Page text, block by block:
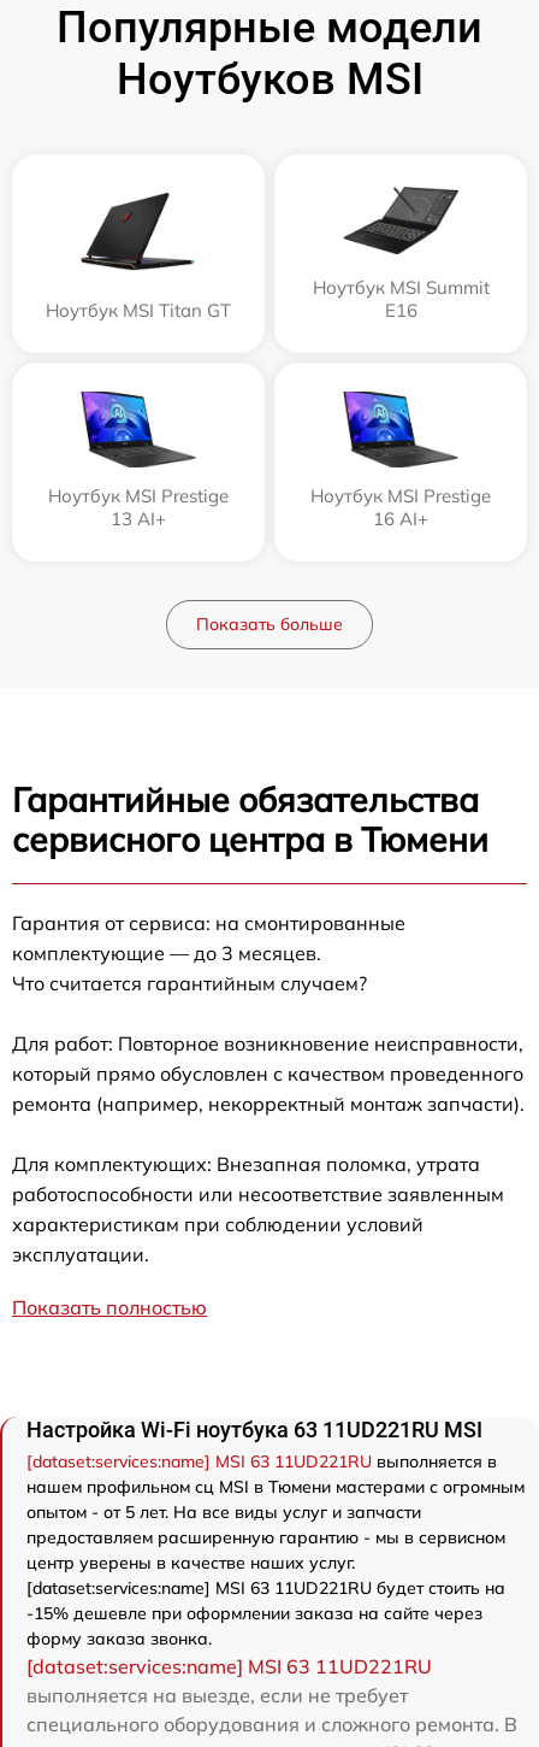
Популярные модели
Ноутбуков MSI
Ноутбук MSI Titan GT
Ноутбук MSI Summit
E16
Ноутбук MSI Prestige
13 AI+
Ноутбук MSI Prestige
16 AI+
Показать больше
Гарантийные обязательства
сервисного центра в Тюмени
Гарантия от сервиса: на смонтированные
комплектующие — до 3 месяцев.
Что считается гарантийным случаем?
Для работ: Повторное возникновение неисправности,
который прямо обусловлен с качеством проведенного
ремонта (например, некорректный монтаж запчасти).
Для комплектующих: Внезапная поломка, утрата
работоспособности или несоответствие заявленным
характеристикам при соблюдении условий
эксплуатации.
Показать полностью
Настройка Wi-Fi ноутбука 63 11UD221RU MSI
[dataset:services:name] MSI 63 11UD221RU выполняется в
нашем профильном сц MSI в Тюмени мастерами с огромным
опытом - от 5 лет. На все виды услуг и запчасти
предоставляем расширенную гарантию - мы в сервисном
центр уверены в качестве наших услуг.
[dataset:services:name] MSI 63 11UD221RU будет стоить на
-15% дешевле при оформлении заказа на сайте через
форму заказа звонка.
[dataset:services:name] MSI 63 11UD221RU
выполняется на выезде, если не требует
специального оборудования и сложного ремонта. В